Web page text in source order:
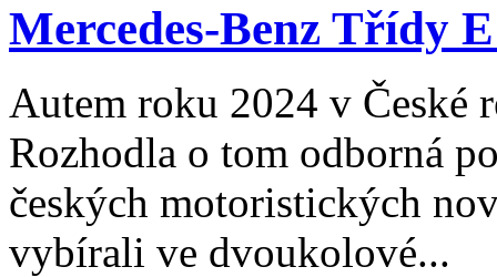
Mercedes-Benz Třídy
Autem roku 2024 v České
Rozhodla o tom odborná
českých motoristických
vybírali ve dvoukolové...